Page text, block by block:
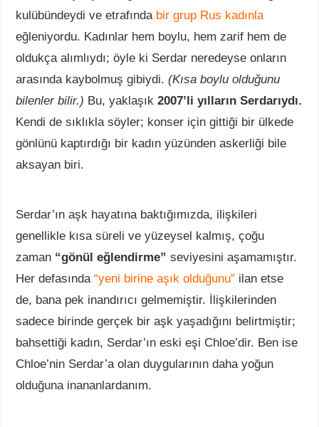
kulübündeydi ve etrafında bir grup Rus kadınla
eğleniyordu. Kadınlar hem boylu, hem zarif hem de
oldukça alımlıydı; öyle ki Serdar neredeyse onların
arasında kaybolmuş gibiydi.(Kısa boylu olduğunu
bilenler bilir.) Bu, yaklaşık2007’li yılların Serdarıydı.
Kendi de sıklıkla söyler; konser için gittiği bir ülkede
gönlünü kaptırdığı bir kadın yüzünden askerliği bile
aksayan biri.
Serdar’ın aşk hayatına baktığımızda, ilişkileri
genellikle kısa süreli ve yüzeysel kalmış, çoğu
zaman “gönül eğlendirme” seviyesini aşamamıştır.
Her defasında“yeni birine aşık olduğunu” ilan etse
de, bana pek inandırıcı gelmemiştir. İlişkilerinden
sadece birinde gerçek bir aşk yaşadığını belirtmiştir;
bahsettiği kadın, Serdar’ın eski eşi Chloe’dir. Ben ise
Chloe’nin Serdar’a olan duygularının daha yoğun
olduğuna inananlardanım.